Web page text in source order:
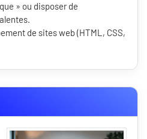
» ou disposer de
de sites web (HTML, CSS,